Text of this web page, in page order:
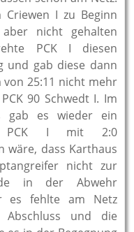
Criewen I zu Beginn
nicht gehalten
PCK I diesen
und gab diese dann
von 25:11 nicht mehr
90 Schwedt I. Im
gab es wieder ein
PCK I mit 2:0
wäre, dass Karthaus
nicht zur
in der Abwehr
es fehlte am Netz
und die